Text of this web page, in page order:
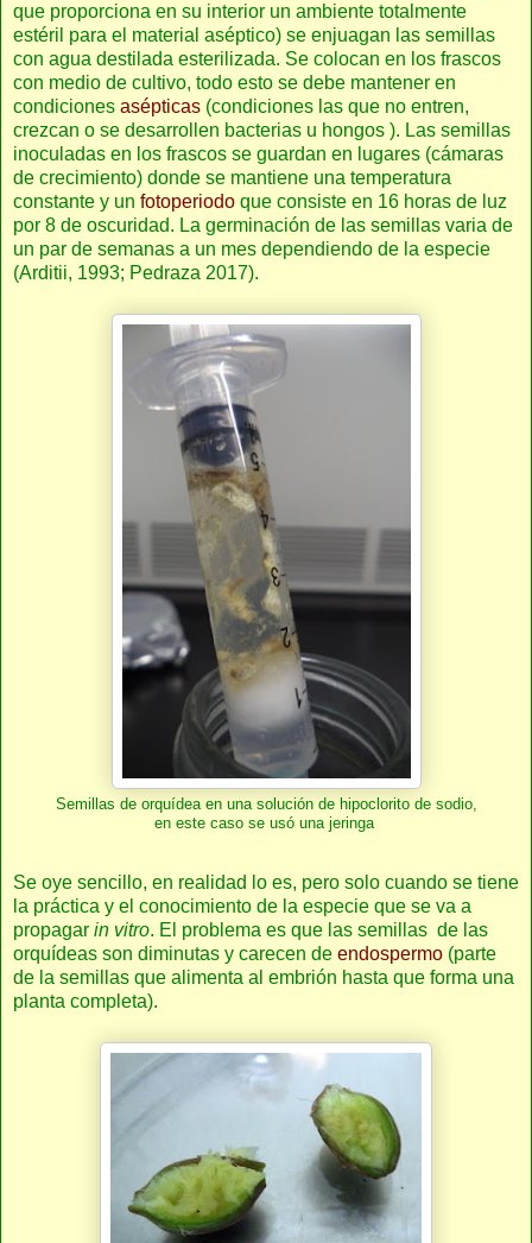
que proporciona en su interior un ambiente totalmente
estéril para el material aséptico) se enjuagan las semillas
con agua destilada esterilizada. Se colocan en los frascos
con medio de cultivo, todo esto se debe mantener en
condiciones asépticas (condiciones las que no entren,
crezcan o se desarrollen bacterias u hongos ). Las semillas
inoculadas en los frascos se guardan en lugares (cámaras
de crecimiento) donde se mantiene una temperatura
constante y un fotoperiodo que consiste en 16 horas de luz
por 8 de oscuridad. La germinación de las semillas varia de
un par de semanas a un mes dependiendo de la especie
(Arditii, 1993; Pedraza 2017).
Semillas de orquídea en una solución de hipoclorito de sodio,
en este caso se usó una jeringa
Se oye sencillo, en realidad lo es, pero solo cuando se tiene
la práctica y el conocimiento de la especie que se va a
propagar in vitro. El problema es que las semillas de las
orquídeas son diminutas y carecen de endospermo (parte
de la semillas que alimenta al embrión hasta que forma una
planta completa).